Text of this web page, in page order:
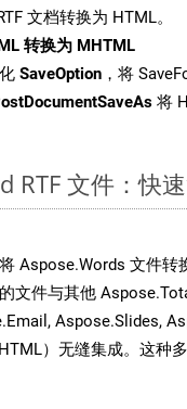
文档转换为 HTML。
转换为 MHTML
SaveOption ，将
将
RTF 文件：快
Aspose.Words 文件
文件与其他
Aspose.Slides,
）无缝集成。这种